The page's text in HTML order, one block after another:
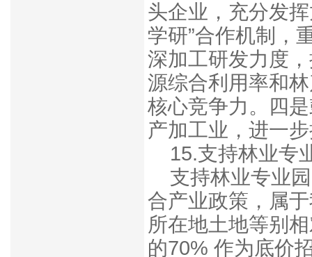
头企业，充分发
学研”合作机制，
深加工研发力度
源综合利用率和
核心竞争力。 四
产加工业，进一
15.支持林业专
支持林业专业
合产业政策，属
所在地土地等别
的70% 作为底价